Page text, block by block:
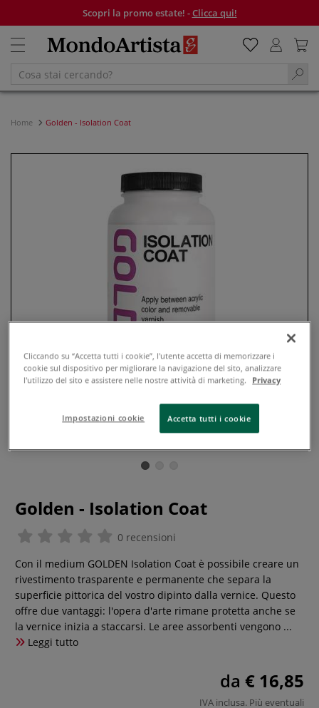
Scopri la promo estate! -Clicca qui!
Home Golden - Isolation Coat
Golden - Isolation Coat
0 recensioni
Con il medium GOLDEN Isolation Coat è possibile creare un
rivestimento trasparente e permanente che separa la
superficie pittorica del vostro dipinto dalla vernice. Questo
offre due vantaggi: l'opera d'arte rimane protetta anche se
la vernice inizia a staccarsi. Le aree assorbenti vengono ...
Leggi tutto
da € 16,85
IVA inclusa. Più eventuali
Cliccando su “Accetta tutti i cookie”, l'utente accetta di memorizzare i
cookie sul dispositivo per migliorare la navigazione del sito, analizzare
l'utilizzo del sito e assistere nelle nostre attività di marketing. Privacy
Impostazioni cookie Accetta tutti i cookie